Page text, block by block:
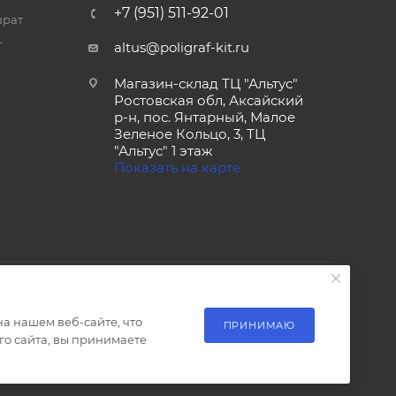
+7 (951) 511-92-01
altus@poligraf-kit.ru
Магазин-склад ТЦ "Альтус"
Ростовская обл, Аксайский
р-н, пос. Янтарный, Малое
Зеленое Кольцо, 3, ТЦ
"Альтус" 1 этаж
Показать на карте
нашем веб-сайте, что
сайта, вы принимаете
ПРИНИМАЮ